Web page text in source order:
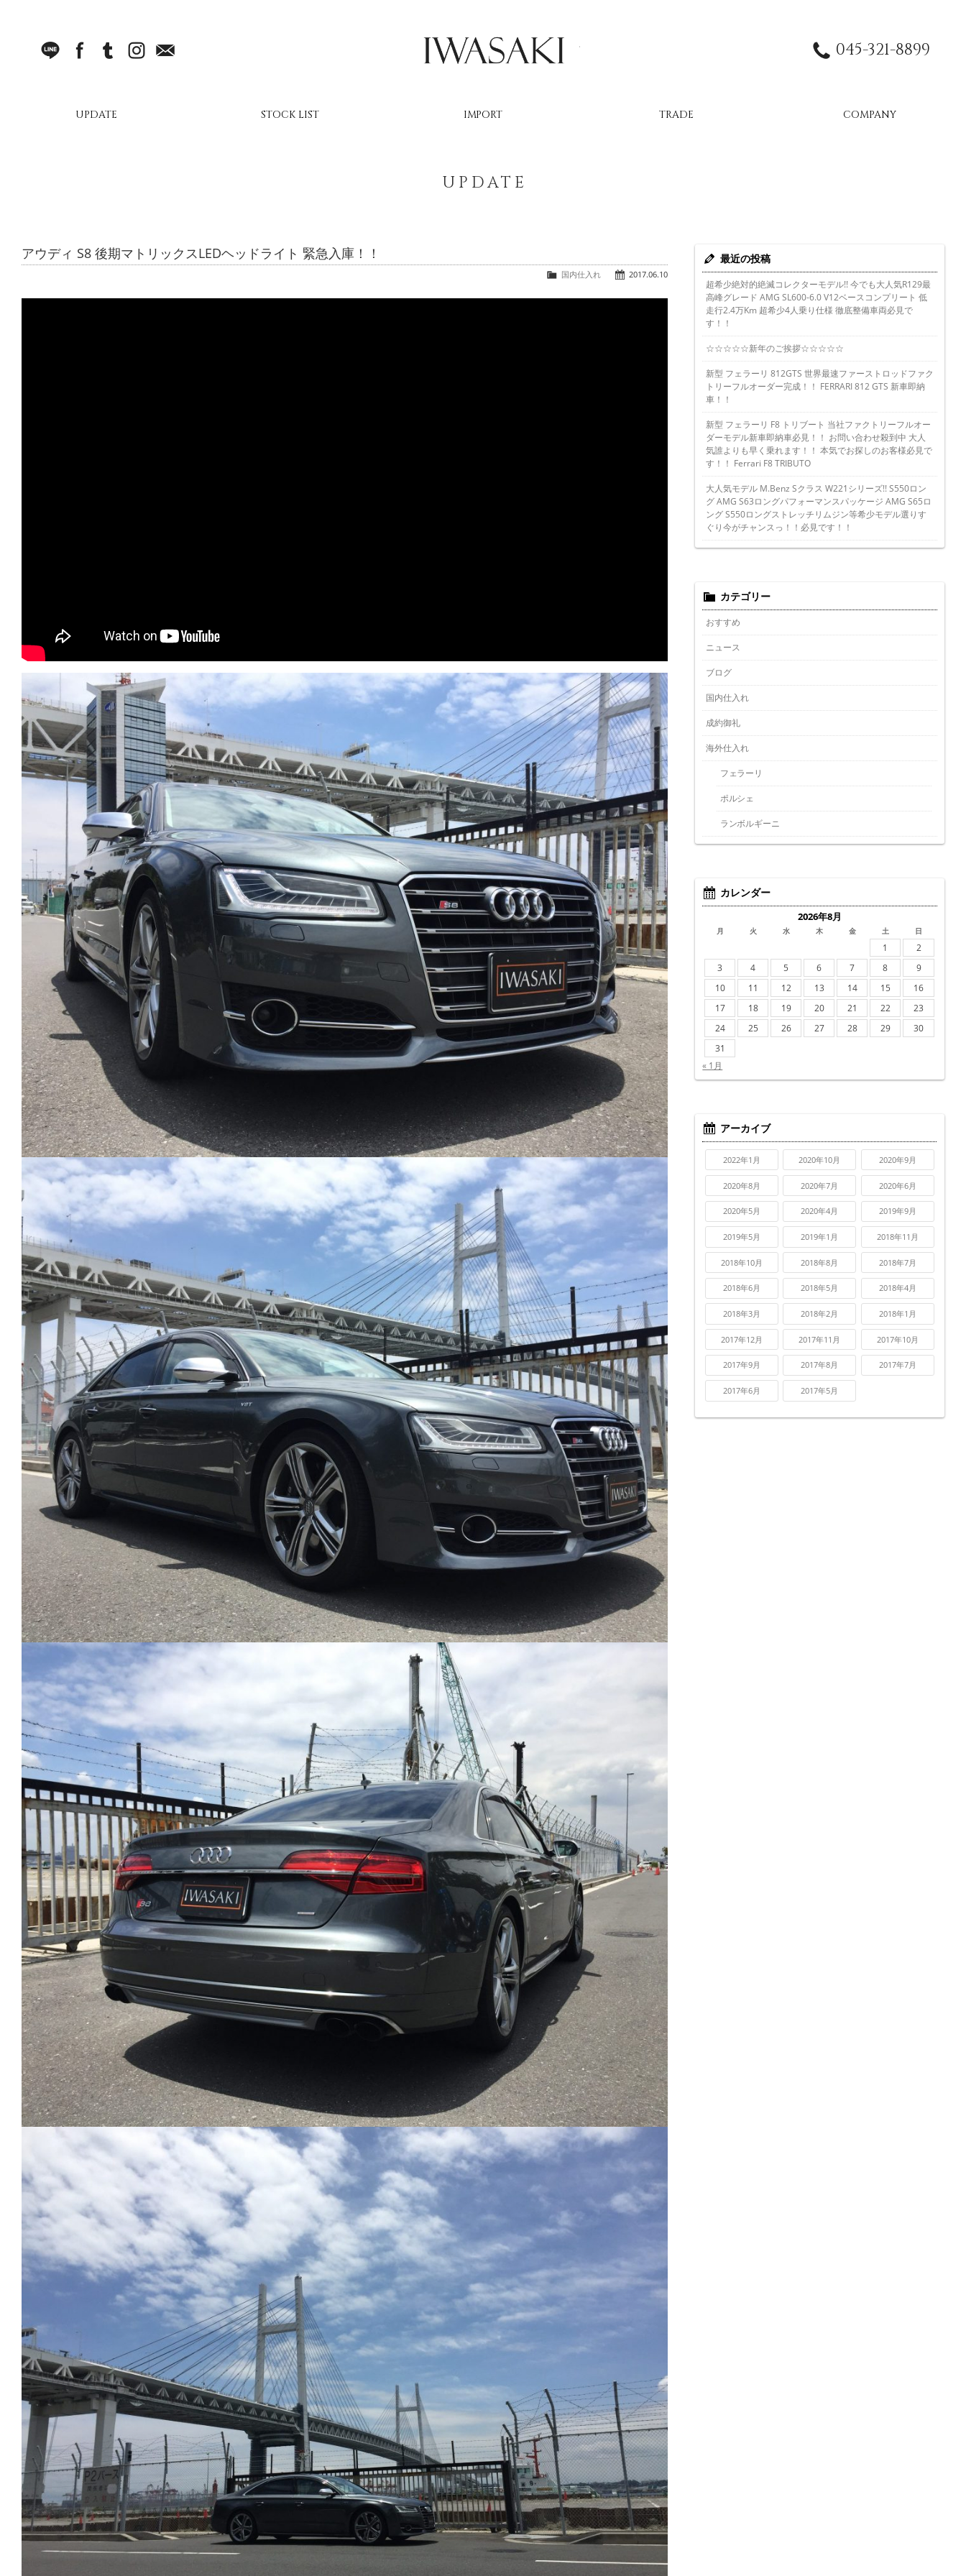
LINE facebookTumblr Instagram 045-321-8899
UPDATE STOCK LIST IMPORT TRADE COMPANY
UPDATE
アウディ S8 後期マトリックスLEDヘッドライト 緊急入庫！！
2017.06.10
国内仕入れ
最近の投稿
超希少絶対的絶滅コレクターモデル!! 今でも大人気R129最
高峰グレード AMG SL600-6.0 V12ベースコンプリート 低
走行2.4万Km 超希少4人乗り仕様 徹底整備車両必見で
す！！
☆☆☆☆☆新年のご挨拶☆☆☆☆☆
新型 フェラーリ 812GTS 世界最速ファーストロッドファク
トリーフルオーダー完成！！ FERRARI 812 GTS 新車即納
車！！
新型 フェラーリ F8 トリブート 当社ファクトリーフルオー
ダーモデル新車即納車必見！！ お問い合わせ殺到中 大人
気誰よりも早く乗れます！！ 本気でお探しのお客様必見で
す！！ Ferrari F8 TRIBUTO
大人気モデル M.Benz Sクラス W221シリーズ!! S550ロン
グ AMG S63ロングパフォーマンスパッケージ AMG S65ロ
ング S550ロングストレッチリムジン等希少モデル選りす
ぐり今がチャンスっ！！必見です！！
カテゴリー
おすすめ
ニュース
ブログ
国内仕入れ
成約御礼
海外仕入れ
フェラーリ
ポルシェ
ランボルギーニ
カレンダー
2026年8月
月 火 水 木 金 土 日
1
2
3
4 5 6 7 8
9
10
11 12 13 14 15
16
17
18 19 20 21 22
23
24
25 26 27 28 29
30
31
« 1月
アーカイブ
2022年1月 2020年10月 2020年9月
2020年8月 2020年7月 2020年6月
2020年5月 2020年4月 2019年9月
2019年5月 2019年1月 2018年11月
2018年10月 2018年8月 2018年7月
2018年6月 2018年5月 2018年4月
2018年3月 2018年2月 2018年1月
2017年12月 2017年11月 2017年10月
2017年9月 2017年8月 2017年7月
2017年6月 2017年5月